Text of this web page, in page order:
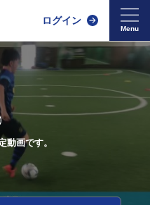
ログイン
動画です。